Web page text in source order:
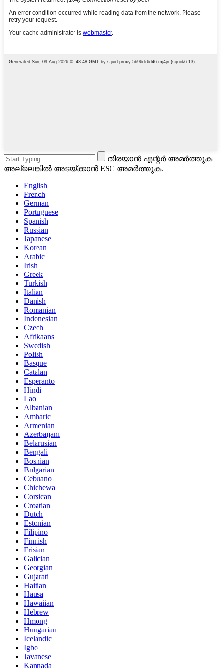
തിരയാൻ എന്റർ അമർത്തുക
അല്ലെങ്കിൽ അടയ്ക്കാൻ ESC അമർത്തുക.
English
French
German
Portuguese
Spanish
Russian
Japanese
Korean
Arabic
Irish
Greek
Turkish
Italian
Danish
Romanian
Indonesian
Czech
Afrikaans
Swedish
Polish
Basque
Catalan
Esperanto
Hindi
Lao
Albanian
Amharic
Armenian
Azerbaijani
Belarusian
Bengali
Bosnian
Bulgarian
Cebuano
Chichewa
Corsican
Croatian
Dutch
Estonian
Filipino
Finnish
Frisian
Galician
Georgian
Gujarati
Haitian
Hausa
Hawaiian
Hebrew
Hmong
Hungarian
Icelandic
Igbo
Javanese
Kannada